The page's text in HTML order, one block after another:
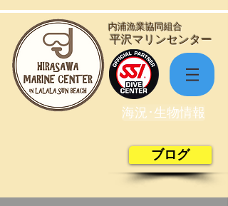
​平沢マリンセンター
​内浦漁業協同組合
海況･生物情報
ブログ